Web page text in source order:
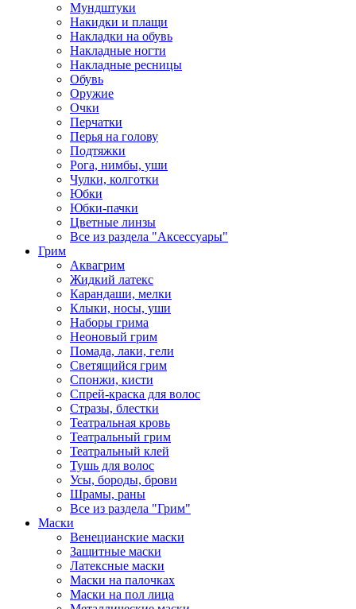
Мундштуки
Накидки и плащи
Накладки на обувь
Накладные ногти
Накладные ресницы
Обувь
Оружие
Очки
Перчатки
Перья на голову
Подтяжки
Рога, нимбы, уши
Чулки, колготки
Юбки
Юбки-пачки
Цветные линзы
Все из раздела "Аксессуары"
Грим
Аквагрим
Жидкий латекс
Карандаши, мелки
Клыки, носы, уши
Наборы грима
Неоновый грим
Помада, лаки, гели
Светящийся грим
Спонжи, кисти
Спрей-краска для волос
Стразы, блестки
Театральная кровь
Театральный грим
Театральный клей
Тушь для волос
Усы, бороды, брови
Шрамы, раны
Все из раздела "Грим"
Маски
Венецианские маски
Защитные маски
Латексные маски
Маски на палочках
Маски на пол лица